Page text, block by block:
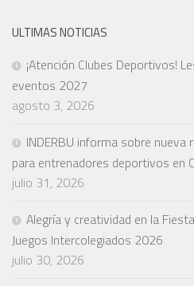
ULTIMAS NOTICIAS
¡Atención Clubes Deportivos!
eventos 2027
agosto 3, 2026
INDERBU informa sobre nueva
para entrenadores deportivos en
julio 31, 2026
Alegría y creatividad en la
Juegos Intercolegiados 2026
julio 30, 2026